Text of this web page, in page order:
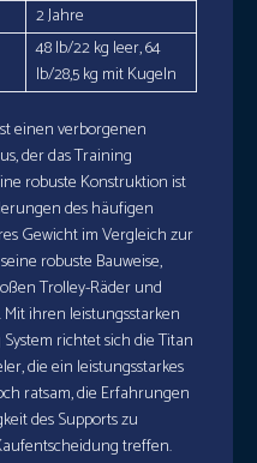
2 Jahre
48 lb/22 kg leer, 64
lb/28,5 kg mit Kugeln
einen verborgenen
der das Training
robuste Konstruktion ist
des häufigen
Gewicht im Vergleich zur
robuste Bauweise,
Trolley-Räder und
ihren leistungsstarken
richtet sich die Titan
die ein leistungsstarkes
ratsam, die Erfahrungen
des Supports zu
treffen.